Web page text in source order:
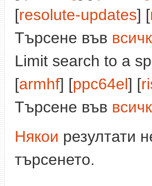
[resolute-updates] [
Търсене във
Limit search to a
[armhf] [ppc64el] [
Търсене във
Някои резултати
търсенето.